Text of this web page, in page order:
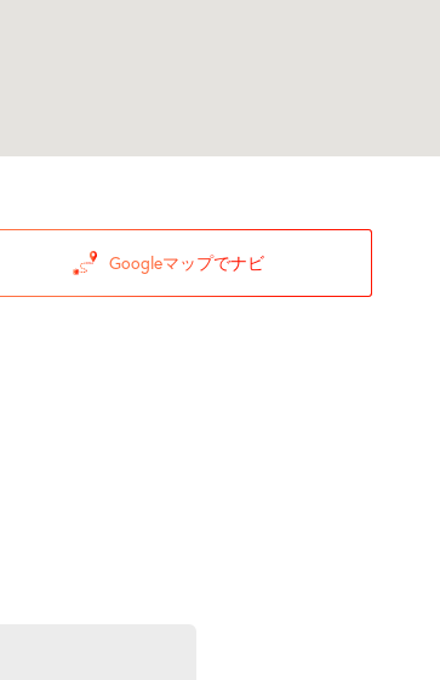
Googleマップでナビ